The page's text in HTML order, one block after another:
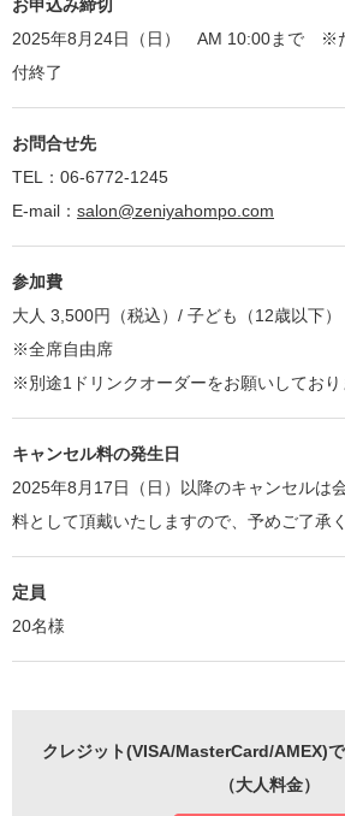
お申込み締切
2025年8月24日（日） AM 10:00まで ※
付終了
お問合せ先
TEL：06-6772-1245
E-mail： salon@zeniyahompo.com
参加費
大人 3,500円（税込）/ 子ども（12歳以下）
※全席自由席
※別途1ドリンクオーダーをお願いしており
キャンセル料の発生日
2025年8月17日（日）以降のキャンセルは
料として頂戴いたしますので、予めご了承く
定員
20名様
クレジット(VISA/MasterCard/AMEX)
（大人料金）